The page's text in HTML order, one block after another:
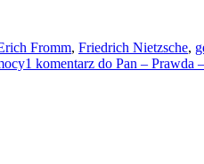
Fromm, Friedrich Nietzsche,
1 komentarz do Pan – Prawda